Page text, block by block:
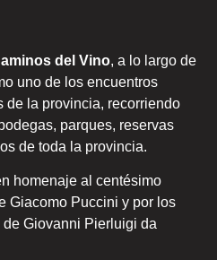
del Vino, a lo largo de
uno de los encuentros
de la provincia, recorriendo
parques, reservas
de toda la provincia.
homenaje al centésimo
Giacomo Puccini y por los
Giovanni Pierluigi da